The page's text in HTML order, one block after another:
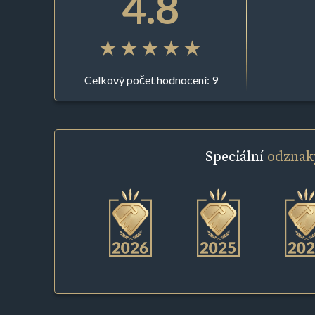
Celkový počet hodnocení: 9
Speciální